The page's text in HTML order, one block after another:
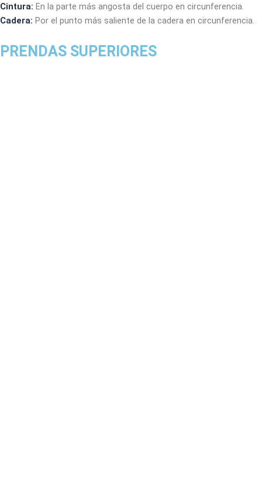
Cintura: En la parte más angosta del cuerpo en circunferencia.
Cadera: Por el punto más saliente de la cadera en circunferencia.
PRENDAS SUPERIORES